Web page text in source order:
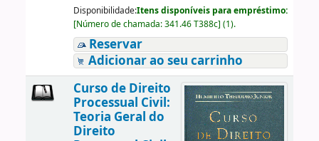
Disponibilidade:Itens disponíveis para empréstimo:
[Número de chamada:341.46 T388c] (1).
Reservar
Adicionar ao seu carrinho
Curso de Direito
Processual Civil:
Teoria Geral do
Direito